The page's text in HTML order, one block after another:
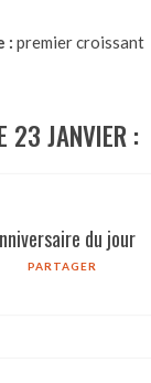
: premier croissant
23 JANVIER :
du jour
PARTAGER